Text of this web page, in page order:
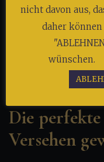
„Schutz vor Chaos“.
Doch wer hat das
Ein Schelm, wer
Die perfekte
Versehen
nicht davon aus,
daher
wünschen.